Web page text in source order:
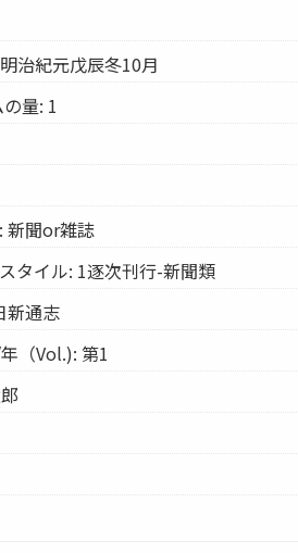
紀元戊辰冬10月
量: 1
新聞or雑誌
タイル: 1逐次刊行-新聞類
新通志
（Vol.): 第1